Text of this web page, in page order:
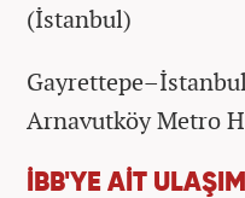
(İstanbul)
Arnavutköy Metro
İBB'YE AİT